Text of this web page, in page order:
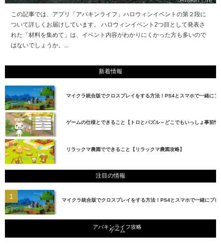
この記事では、アプリ「アバキンライフ」ハロウィンイベントの第２段に
ついて詳しくお届けしています。 ハロウィンイベント2つ目として発表さ
れた「材料を集めて」は、イベント内容がわかりにくかった方も多いので
はないでしょうか。...
新着情報
マイクラ統合版でクロスプレイをする方法！PS4とスマホで一緒にプ
ゲームの仕様とできること【トロとパズル～どこでもいっしょ事前情
リラックマ農園でできること【リラックマ農園攻略】
注目の情報
マイクラ統合版でクロスプレイをする方法！PS4とスマホで一緒にプレ
アバキンライフ攻略
ゲーム